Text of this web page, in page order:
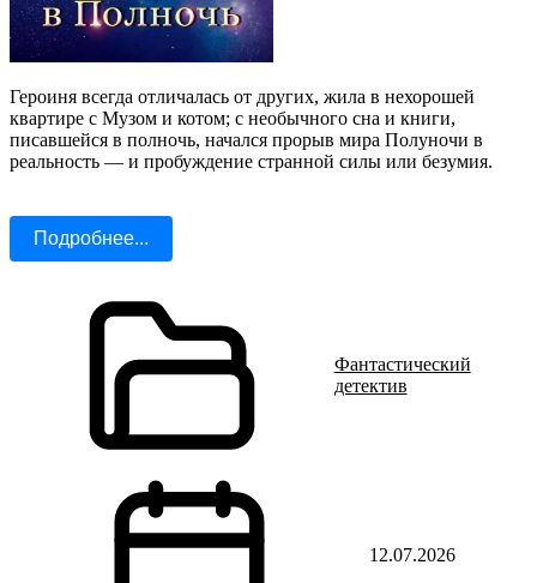
Героиня всегда отличалась от других, жила в нехорошей
квартире с Музом и котом; с необычного сна и книги,
писавшейся в полночь, начался прорыв мира Полуночи в
реальность — и пробуждение странной силы или безумия.
Подробнее...
Фантастический
детектив
12.07.2026